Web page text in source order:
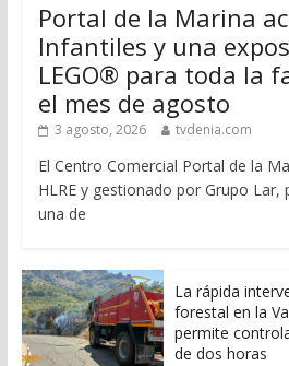
Portal de la Marina
Infantiles y una
LEGO® para toda la
el mes de agosto
3 agosto, 2026 tvdenia.com
El Centro Comercial Portal de la
HLRE y gestionado por Grupo
una de
La rápida
forestal en la
permite
de dos horas